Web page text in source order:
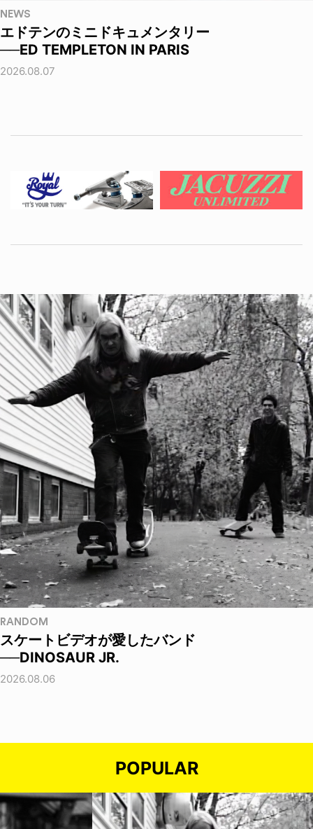
NEWS
エドテンのミニドキュメンタリー
──ED TEMPLETON IN PARIS
2026.08.07
RANDOM
スケートビデオが愛したバンド
──DINOSAUR JR.
2026.08.06
POPULAR